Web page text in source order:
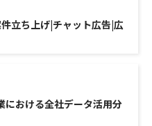
立ち上げ|チャット広告|広
おける全社データ活用分